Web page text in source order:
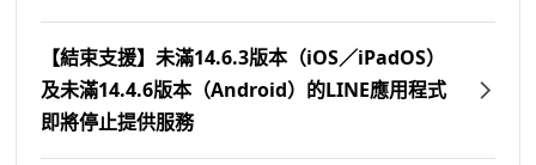
【結束支援】未滿14.6.3版本（iOS／iPadOS）
及未滿14.4.6版本（Android）的LINE應用程式
即將停止提供服務